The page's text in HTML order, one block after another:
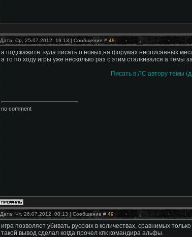
Дата: Ср, 25.07.2012, 19:13 | Сообщение # 48
а подскажите: куда писать о новых,на форумах неописанных
а то по ходу игры уже несколько раз с этим сталкивался а темы
Писать в ЛС автору темы
no comment
Дата: Чт, 26.07.2012, 00:13 | Сообщение # 49
игра позволяет убивать русских в количествах, сравнимых
такой вывод сделал когда прочел кпк командира альфы.